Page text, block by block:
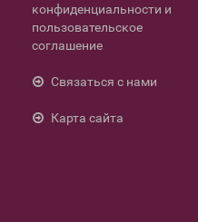
конфиденциальности и
пользовательское
соглашение
Связаться с нами
Карта сайта